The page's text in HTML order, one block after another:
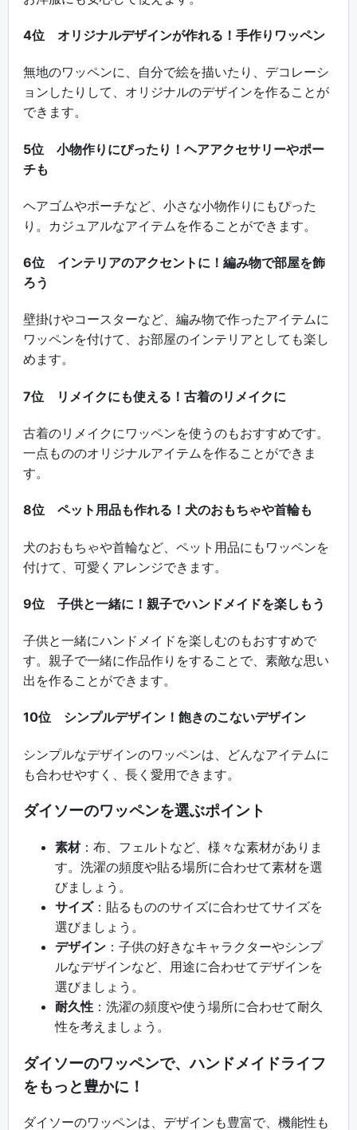
4位 オリジナルデザインが作れる！手作りワッペン
無地のワッペンに、自分で絵を描いたり、デコレーシ
ョンしたりして、オリジナルのデザインを作ることが
できます。
5位 小物作りにぴったり！ヘアアクセサリーやポー
チも
ヘアゴムやポーチなど、小さな小物作りにもぴった
り。カジュアルなアイテムを作ることができます。
6位 インテリアのアクセントに！編み物で部屋を飾
ろう
壁掛けやコースターなど、編み物で作ったアイテムに
ワッペンを付けて、お部屋のインテリアとしても楽し
めます。
7位 リメイクにも使える！古着のリメイクに
古着のリメイクにワッペンを使うのもおすすめです。
一点もののオリジナルアイテムを作ることができま
す。
8位 ペット用品も作れる！犬のおもちゃや首輪も
犬のおもちゃや首輪など、ペット用品にもワッペンを
付けて、可愛くアレンジできます。
9位 子供と一緒に！親子でハンドメイドを楽しもう
子供と一緒にハンドメイドを楽しむのもおすすめで
す。親子で一緒に作品作りをすることで、素敵な思い
出を作ることができます。
10位 シンプルデザイン！飽きのこないデザイン
シンプルなデザインのワッペンは、どんなアイテムに
も合わせやすく、長く愛用できます。
ダイソーのワッペンを選ぶポイント
素材：布、フェルトなど、様々な素材がありま
す。洗濯の頻度や貼る場所に合わせて素材を選
びましょう。
サイズ：貼るもののサイズに合わせてサイズを
選びましょう。
デザイン ：子供の好きなキャラクターやシンプ
ルなデザインなど、用途に合わせてデザインを
選びましょう。
耐久性 ：洗濯の頻度や使う場所に合わせて耐久
性を考えましょう。
ダイソーのワッペンで、ハンドメイドライフ
をもっと豊かに！
ダイソーのワッペンは、デザインも豊富で、機能性も